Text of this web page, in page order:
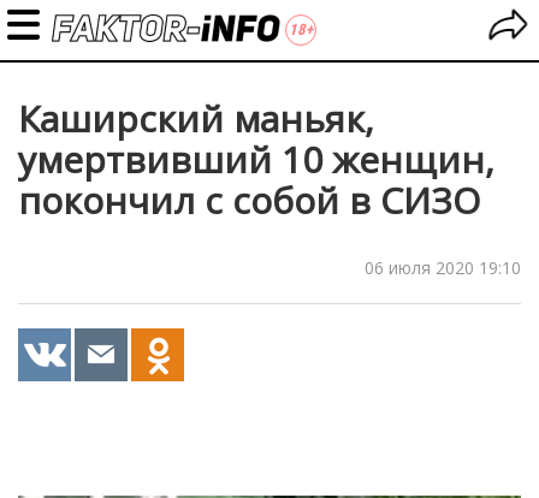
Каширский маньяк,
умертвивший 10 женщин,
покончил с собой в СИЗО
06 июля 2020 19:10